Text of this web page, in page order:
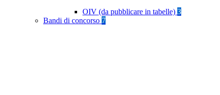
OIV (da pubblicare in tabelle) 3
Bandi di concorso 7